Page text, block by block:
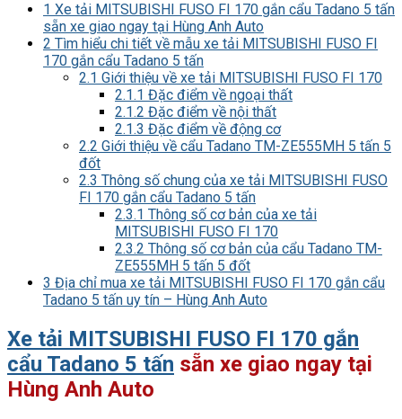
1 Xe tải MITSUBISHI FUSO FI 170 gắn cẩu Tadano 5 tấn
sẵn xe giao ngay tại Hùng Anh Auto
2 Tìm hiểu chi tiết về mẫu xe tải MITSUBISHI FUSO FI
170 gắn cẩu Tadano 5 tấn
2.1 Giới thiệu về xe tải MITSUBISHI FUSO FI 170
2.1.1 Đặc điểm về ngoại thất
2.1.2 Đặc điểm về nội thất
2.1.3 Đặc điểm về động cơ
2.2 Giới thiệu về cẩu Tadano TM-ZE555MH 5 tấn 5
đốt
2.3 Thông số chung của xe tải MITSUBISHI FUSO
FI 170 gắn cẩu Tadano 5 tấn
2.3.1 Thông số cơ bản của xe tải
MITSUBISHI FUSO FI 170
2.3.2 Thông số cơ bản của cẩu Tadano TM-
ZE555MH 5 tấn 5 đốt
3 Địa chỉ mua xe tải MITSUBISHI FUSO FI 170 gắn cẩu
Tadano 5 tấn uy tín – Hùng Anh Auto
Xe tải MITSUBISHI FUSO FI 170 gắn
cẩu Tadano 5 tấn sẵn xe giao ngay tại
Hùng Anh Auto